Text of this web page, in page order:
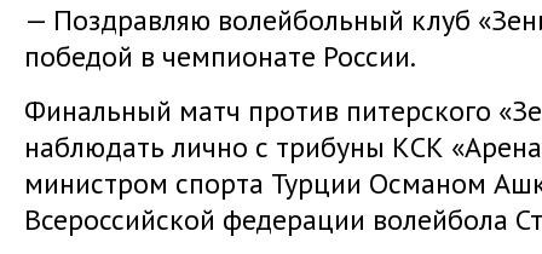
— Поздравляю волейбольный клуб
победой в чемпионате России.
Финальный матч против питерского
наблюдать лично с трибуны КСК
министром спорта Турции Османом
Всероссийской федерации волейбола